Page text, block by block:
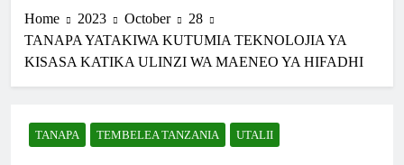
Home 2023 October
28
TANAPA YATAKIWA KUTUMIA TEKNOLOJIA YA
KISASA KATIKA ULINZI WA MAENEO YA HIFADHI
TANAPA TEMBELEA TANZANIA UTALII